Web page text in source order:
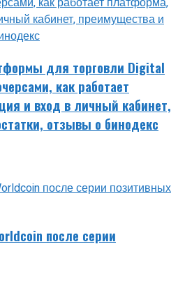
для торговли Digital
как работает
и вход в личный кабинет,
отзывы о бинодекс
после серии